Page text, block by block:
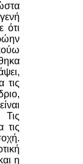
ότι
τις
Τις
τις
η